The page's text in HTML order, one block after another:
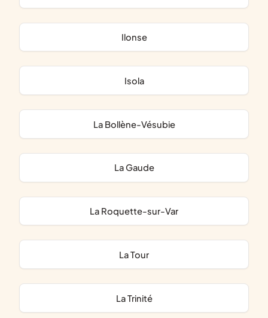
Ilonse
Isola
La Bollène-Vésubie
La Gaude
La Roquette-sur-Var
La Tour
La Trinité